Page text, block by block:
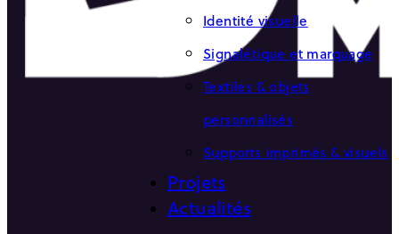
Identité visuelle
Signalétique et marquage
Textiles & objets
personnalisés
Supports imprimés & visuels
Projets
Actualités